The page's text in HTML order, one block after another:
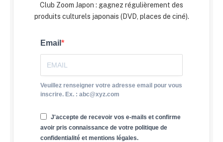
Club Zoom Japon : gagnez régulièrement des
produits culturels japonais (DVD, places de ciné).
Email
Veuillez renseigner votre adresse email pour vous
inscrire. Ex. : abc@xyz.com
J'accepte de recevoir vos e-mails et confirme
avoir pris connaissance de votre politique de
confidentialité et mentions légales.